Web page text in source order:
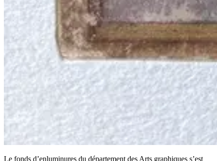
Le fonds d’enluminures du département des Arts graphiques s’est